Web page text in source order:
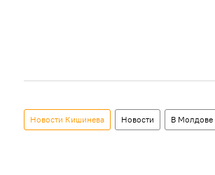
Новости Кишинева Новости В Молдове